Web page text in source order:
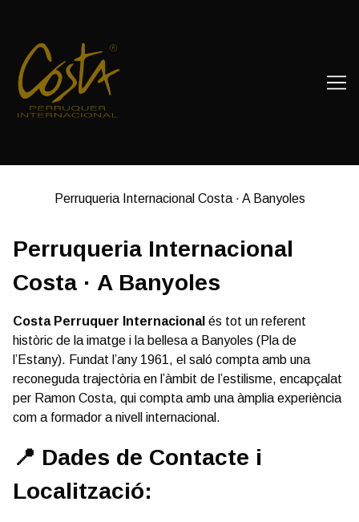
Content
Perruqueria Internacional Costa · A Banyoles
Perruqueria Internacional
Costa · A Banyoles
Costa Perruquer Internacional és tot un referent
històric de la imatge i la bellesa a Banyoles (Pla de
l’Estany). Fundat l’any 1961, el saló compta amb una
reconeguda trajectòria en l’àmbit de l’estilisme, encapçalat
per Ramon Costa, qui compta amb una àmplia experiència
com a formador a nivell internacional.
📍 Dades de Contacte i
Localització: